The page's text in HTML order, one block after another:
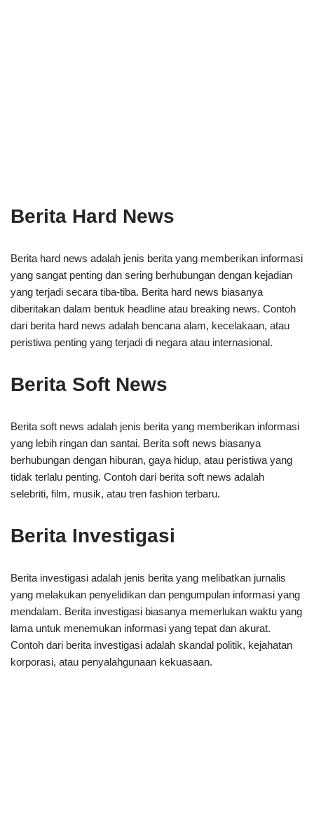
Berita Hard News
Berita hard news adalah jenis berita yang memberikan informasi
yang sangat penting dan sering berhubungan dengan kejadian
yang terjadi secara tiba-tiba. Berita hard news biasanya
diberitakan dalam bentuk headline atau breaking news. Contoh
dari berita hard news adalah bencana alam, kecelakaan, atau
peristiwa penting yang terjadi di negara atau internasional.
Berita Soft News
Berita soft news adalah jenis berita yang memberikan informasi
yang lebih ringan dan santai. Berita soft news biasanya
berhubungan dengan hiburan, gaya hidup, atau peristiwa yang
tidak terlalu penting. Contoh dari berita soft news adalah
selebriti, film, musik, atau tren fashion terbaru.
Berita Investigasi
Berita investigasi adalah jenis berita yang melibatkan jurnalis
yang melakukan penyelidikan dan pengumpulan informasi yang
mendalam. Berita investigasi biasanya memerlukan waktu yang
lama untuk menemukan informasi yang tepat dan akurat.
Contoh dari berita investigasi adalah skandal politik, kejahatan
korporasi, atau penyalahgunaan kekuasaan.